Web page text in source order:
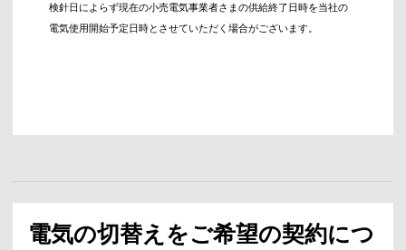
検針日によらず現在の小売電気事業者さまの供給終了日時を当社の
電気使用開始予定日時とさせていただく場合がございます。
電気の切替えをご希望の契約につ